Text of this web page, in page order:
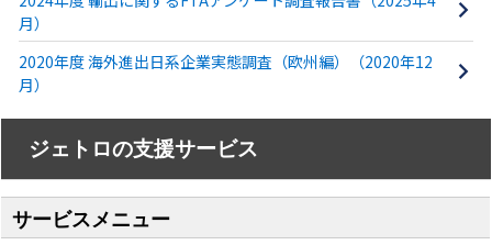
月）
2020年度 海外進出日系企業実態調査（欧州編）（2020年12
月）
ジェトロの支援サービス
サービスメニュー